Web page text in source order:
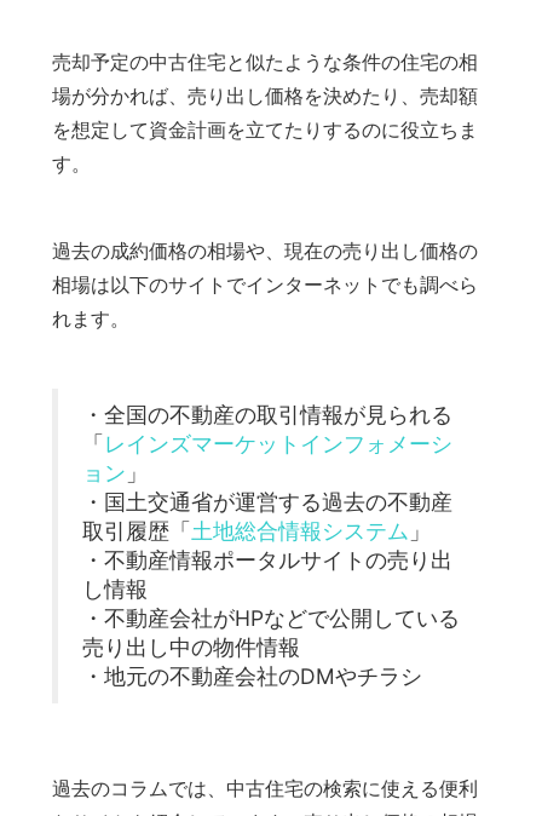
売却予定の中古住宅と似たような条件の住宅の相
場が分かれば、売り出し価格を決めたり、売却額
を想定して資金計画を立てたりするのに役立ちま
す。
過去の成約価格の相場や、現在の売り出し価格の
相場は以下のサイトでインターネットでも調べら
れます。
・全国の不動産の取引情報が見られる
「 レインズマーケットインフォメーシ
ョン 」
・国土交通省が運営する過去の不動産
取引履歴「 土地総合情報システム 」
・不動産情報ポータルサイトの売り出
し情報
・不動産会社がHPなどで公開している
売り出し中の物件情報
・地元の不動産会社のDMやチラシ
過去のコラムでは、中古住宅の検索に使える便利